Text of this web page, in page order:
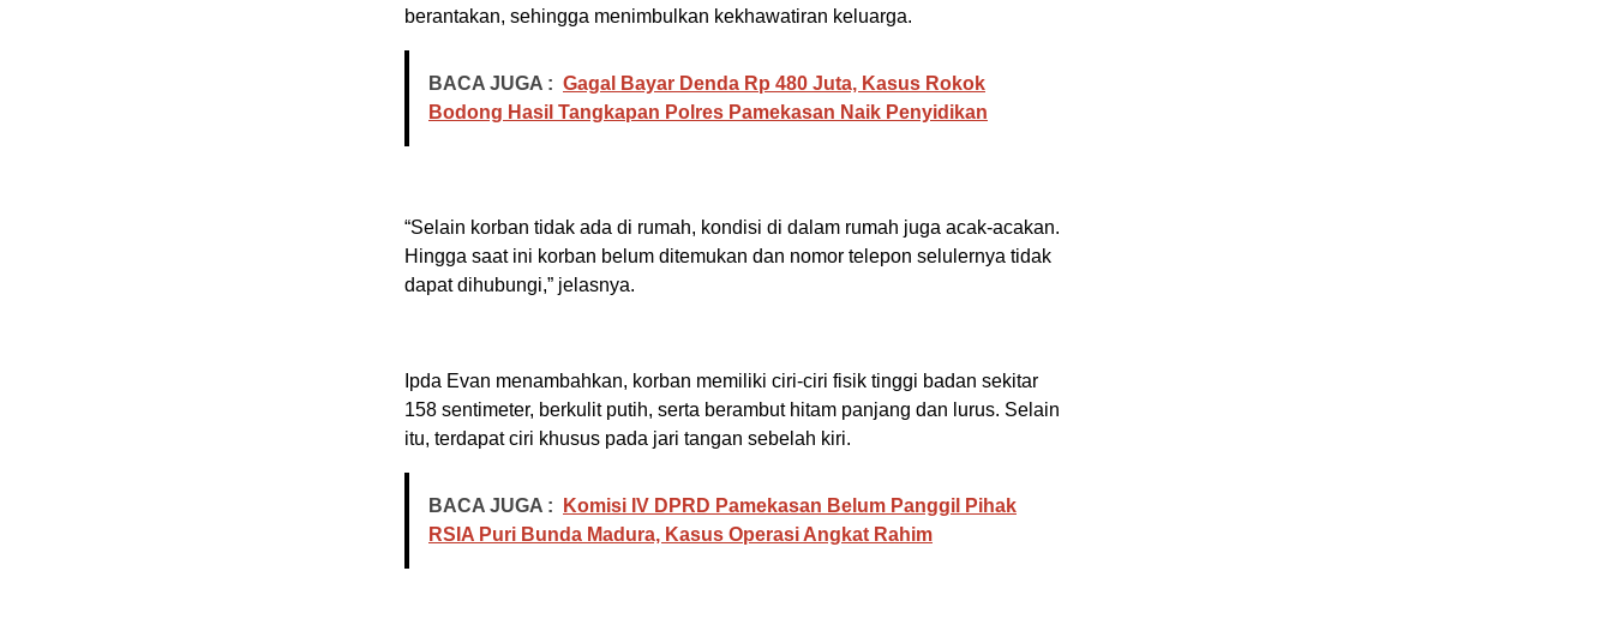
berantakan, sehingga menimbulkan kekhawatiran keluarga.
BACA JUGA : Gagal Bayar Denda Rp 480 Juta, Kasus Rokok
Bodong Hasil Tangkapan Polres Pamekasan Naik Penyidikan
“Selain korban tidak ada di rumah, kondisi di dalam rumah juga acak-acakan.
Hingga saat ini korban belum ditemukan dan nomor telepon selulernya tidak
dapat dihubungi,” jelasnya.
Ipda Evan menambahkan, korban memiliki ciri-ciri fisik tinggi badan sekitar
158 sentimeter, berkulit putih, serta berambut hitam panjang dan lurus. Selain
itu, terdapat ciri khusus pada jari tangan sebelah kiri.
BACA JUGA :
Komisi IV DPRD Pamekasan Belum Panggil Pihak
RSIA Puri Bunda Madura, Kasus Operasi Angkat Rahim